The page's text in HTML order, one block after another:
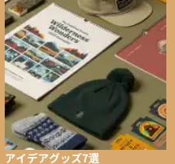
アイデアグッズ7選